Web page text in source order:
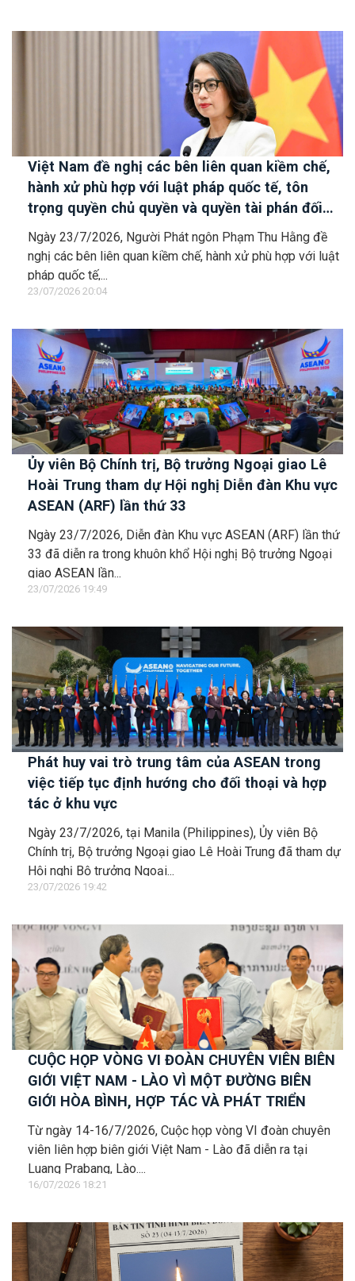
Việt Nam đề nghị các bên liên quan kiềm chế,
hành xử phù hợp với luật pháp quốc tế, tôn
trọng quyền chủ quyền và quyền tài phán đối
với vùng đặc quyền kinh tế và thềm lục địa của
quốc gia ven biển
Ngày 23/7/2026, Người Phát ngôn Phạm Thu Hằng đề
nghị các bên liên quan kiềm chế, hành xử phù hợp với luật
pháp quốc tế,...
23/07/2026 20:04
Ủy viên Bộ Chính trị, Bộ trưởng Ngoại giao Lê
Hoài Trung tham dự Hội nghị Diễn đàn Khu vực
ASEAN (ARF) lần thứ 33
Ngày 23/7/2026, Diễn đàn Khu vực ASEAN (ARF) lần thứ
33 đã diễn ra trong khuôn khổ Hội nghị Bộ trưởng Ngoại
giao ASEAN lần...
23/07/2026 19:49
Phát huy vai trò trung tâm của ASEAN trong
việc tiếp tục định hướng cho đối thoại và hợp
tác ở khu vực
Ngày 23/7/2026, tại Manila (Philippines), Ủy viên Bộ
Chính trị, Bộ trưởng Ngoại giao Lê Hoài Trung đã tham dự
Hội nghị Bộ trưởng Ngoại...
23/07/2026 19:42
CUỘC HỌP VÒNG VI ĐOÀN CHUYÊN VIÊN BIÊN
GIỚI VIỆT NAM - LÀO VÌ MỘT ĐƯỜNG BIÊN
GIỚI HÒA BÌNH, HỢP TÁC VÀ PHÁT TRIỂN
Từ ngày 14-16/7/2026, Cuộc họp vòng VI đoàn chuyên
viên liên hợp biên giới Việt Nam - Lào đã diễn ra tại
Luang Prabang, Lào....
16/07/2026 18:21